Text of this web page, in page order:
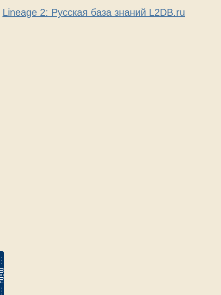
Lineage 2: Русская база знаний L2DB.ru